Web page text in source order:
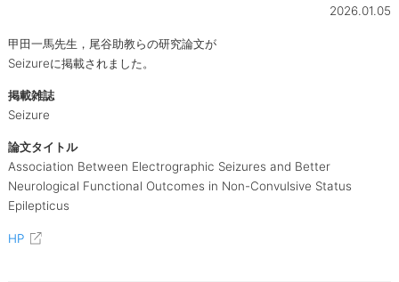
2026.01.05
甲田一馬先生，尾谷助教らの研究論文が
Seizureに掲載されました。
掲載雑誌
Seizure
論文タイトル
Association Between Electrographic Seizures and Better
Neurological Functional Outcomes in Non-Convulsive Status
Epilepticus
HP